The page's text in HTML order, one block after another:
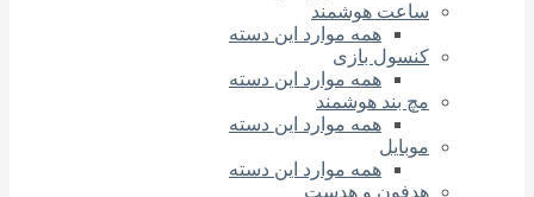
ساعت هوشمند
همه موارد این دسته
کنسول بازی
همه موارد این دسته
مچ بند هوشمند
همه موارد این دسته
موبایل
همه موارد این دسته
هدفون و هدست